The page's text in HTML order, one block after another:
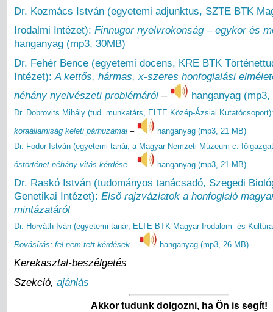
Dr. Kozmács István (egyetemi adjunktus, SZTE BTK
Irodalmi Intézet): Finnugor nyelvrokonság – egykor és
hanganyag (mp3, 30MB)
Dr. Fehér Bence (egyetemi docens, KRE BTK
Intézet): A kettős, hármas, x-szeres honfoglalási
néhány nyelvészeti problémáról – hanganyag
Dr. Dobrovits Mihály (tud. munkatárs, ELTE Közép-Ázsiai
koraállamiság keleti párhuzamai –
hanganyag (mp3, 21 MB)
Dr. Fodor István (egyetemi tanár, a Magyar Nemzeti Múzeum c.
őstörténet néhány vitás kérdése – hanganyag (mp3, 21 MB)
Dr. Raskó István (tudományos tanácsadó, Szegedi
Genetikai Intézet): Első rajzvázlatok a honfoglaló
mintázatáról
Dr. Horváth Iván (egyetemi tanár, ELTE BTK Magyar Irodalom- és
Rovásírás: fel nem tett kérdések – hanganyag (mp3, 26 MB)
Kerekasztal-beszélgetés
Szekció, ajánlás
Akkor tudunk dolgozni, ha Ön is segít!